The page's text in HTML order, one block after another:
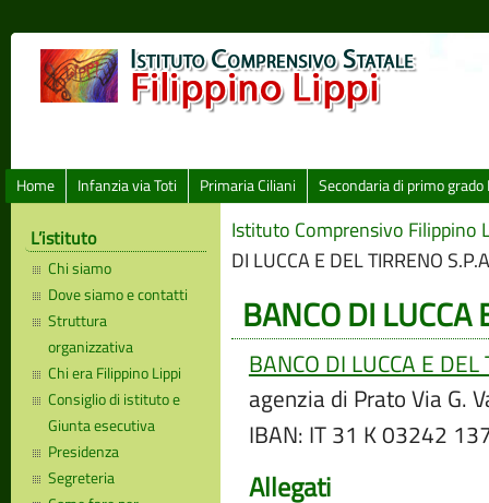
Home Infanzia via Toti Primaria Ciliani Secondaria di primo grado
L’istituto
Chi siamo
Dove siamo e contatti
Struttura
organizzativa
Chi era Filippino Lippi
Consiglio di istituto e
Giunta esecutiva
Presidenza
Segreteria
Istituto Comprensivo Filippino
DI LUCCA E DEL TIRRENO
BANCO DI LUCCA
BANCO DI LUCCA E DEL
agenzia di Prato Via G.
IBAN: IT 31 K 03242
Allegati